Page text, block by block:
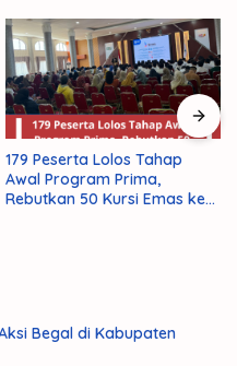
179 Peserta Lolos Tahap
Awal Program Prima,
Rebutkan 50 Kursi Emas ke
Begal di Kabupaten